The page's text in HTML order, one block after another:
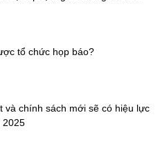
tổ chức họp báo?
và chính sách mới sẽ có hiệu lực
2025